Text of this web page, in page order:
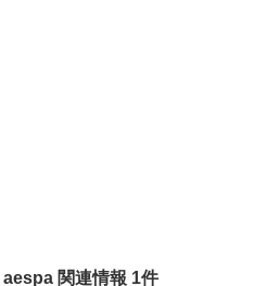
aespa 関連情報 1件